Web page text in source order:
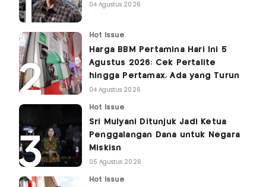
04 Agustus 2026
Hot Issue
Harga BBM Pertamina Hari Ini 5
Agustus 2026: Cek Pertalite
hingga Pertamax, Ada yang Turun
04 Agustus 2026
Hot Issue
Sri Mulyani Ditunjuk Jadi Ketua
Penggalangan Dana untuk Negara
Miskisn
05 Agustus 2026
Hot Issue